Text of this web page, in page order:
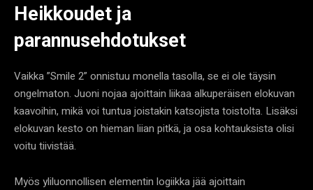
Heikkoudet ja
parannusehdotukset
Vaikka ”Smile 2” onnistuu monella tasolla, se ei ole täysin
ongelmaton. Juoni nojaa ajoittain liikaa alkuperäisen elokuvan
kaavoihin, mikä voi tuntua joistakin katsojista toistolta. Lisäksi
elokuvan kesto on hieman liian pitkä, ja osa kohtauksista olisi
voitu tiivistää.
Myös yliluonnollisen elementin logiikka jää ajoittain